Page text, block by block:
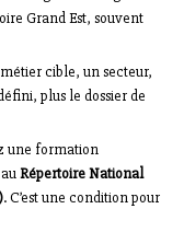
Grand Est, souvent
cible, un secteur,
plus le dossier de
une formation
Répertoire National
. C’est une condition pour